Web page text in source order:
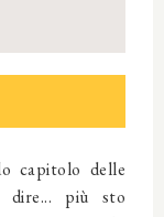
capitolo delle
dire... più sto